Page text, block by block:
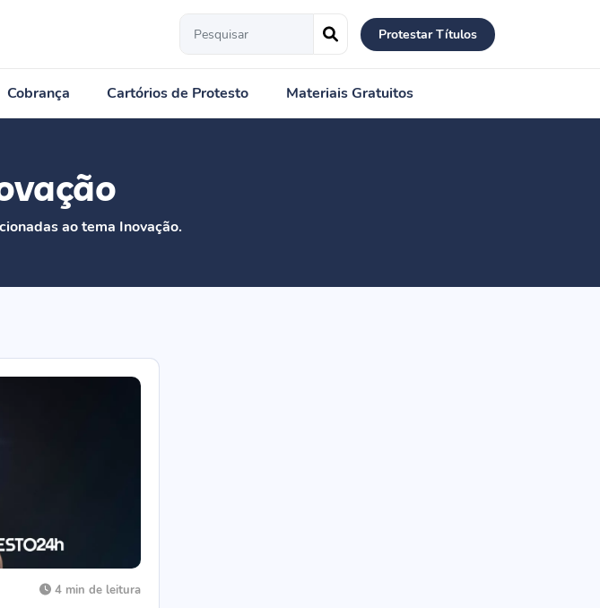
Protestar Títulos
Cobrança Cartórios de Protesto Materiais Gratuitos
ao tema Inovação.
4 min de leitura